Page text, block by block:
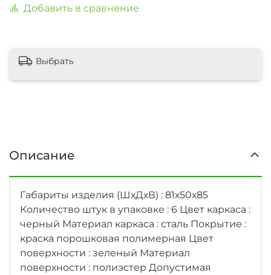
Добавить в сравнение
Выбрать
Описание
Габариты изделия (ШхДхВ) : 81х50х85
Количество штук в упаковке : 6 Цвет каркаса :
черный Материал каркаса : сталь Покрытие :
краска порошковая полимерная Цвет
поверхности : зеленый Материал
поверхности : полиэстер Допустимая